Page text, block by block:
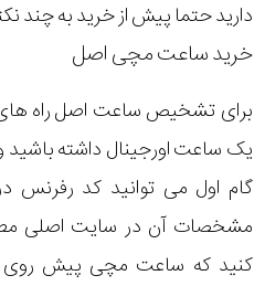
دارید حتما پیش از خرید به چند
خرید ساعت مچی اصل
برای تشخیص ساعت اصل راه های
یک ساعت اورجینال داشته باشید و
گام اول می توانید کد
مشخصات آن در سایت اصلی
کنید که ساعت مچی پیش روی